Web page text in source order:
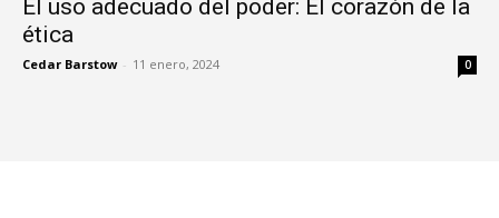
El uso adecuado del poder: El corazón de la
ética
Cedar Barstow - 11 enero, 2024 0